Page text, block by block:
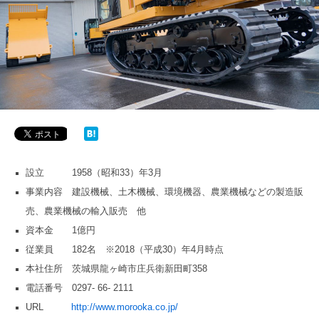
設立 1958（昭和33）年3月
事業内容 建設機械、土木機械、環境機器、農業機械などの製造販
売、農業機械の輸入販売 他
資本金 1億円
従業員 182名 ※2018（平成30）年4月時点
本社住所 茨城県龍ヶ崎市庄兵衛新田町358
電話番号 0297- 66- 2111
URL
http://www.morooka.co.jp/